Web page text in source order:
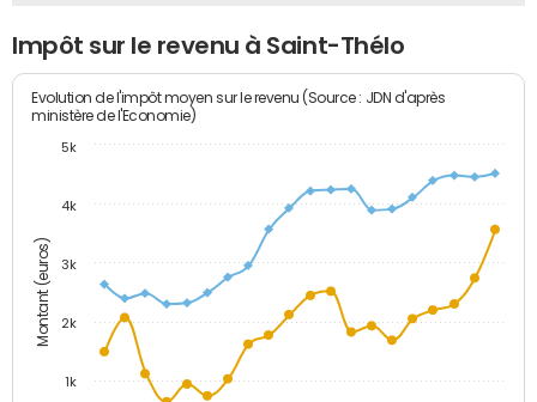
Impôt sur le revenu à Saint-Thélo
Montant (euros)
Evolution de l'impôt moyen sur le revenu (Source : JDN d'après
ministère de l'Economie)
1k
2k
3k
4k
5k